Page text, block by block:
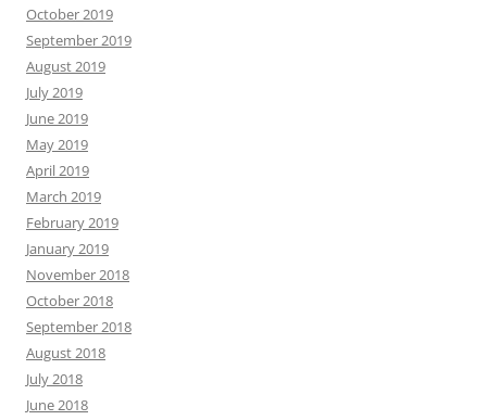
October 2019
September 2019
August 2019
July 2019
June 2019
May 2019
April 2019
March 2019
February 2019
January 2019
November 2018
October 2018
September 2018
August 2018
July 2018
June 2018